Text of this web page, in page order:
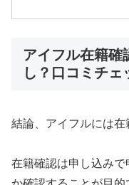
アイフル在籍確
し？口コミチェ
結論、アイフルには在
在籍確認は申し込み